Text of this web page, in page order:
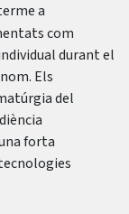
a
com
durant el
Els
del
forta